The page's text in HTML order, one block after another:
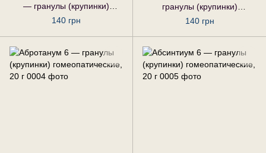
— гранулы (крупинки)
гомеопатические, 20 г
140 грн
гранулы (крупинки)
гомеопатические, 20 г
140 грн